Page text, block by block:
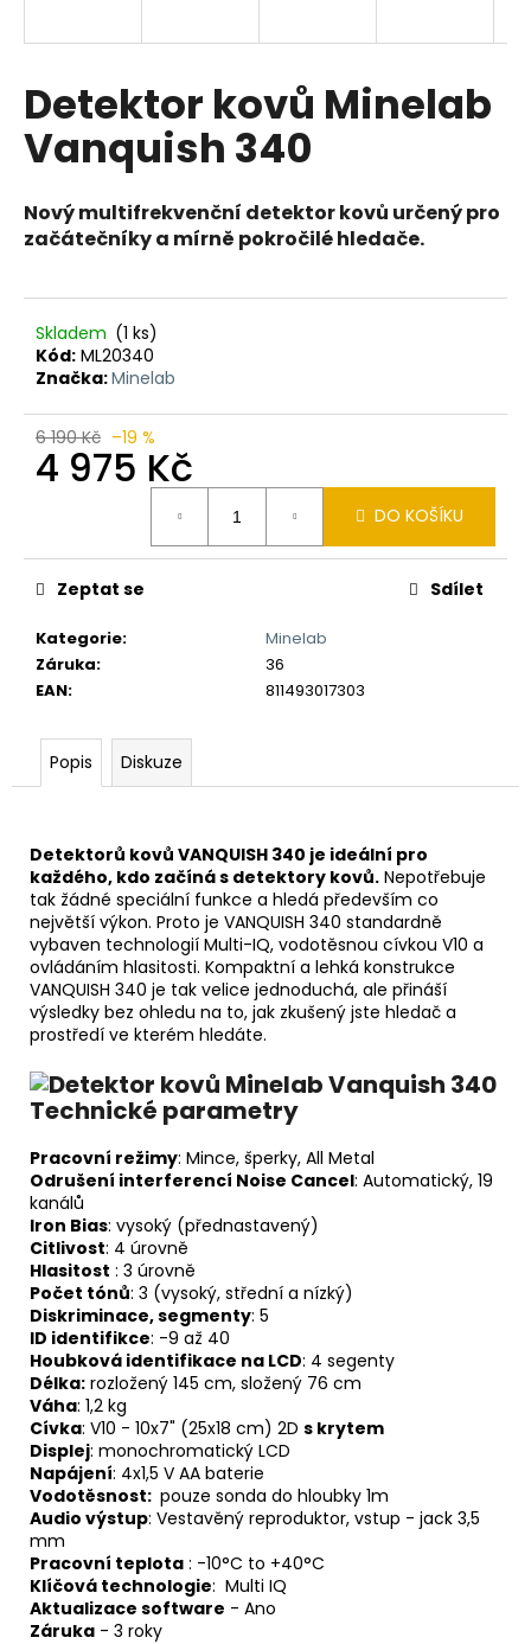
Detektor kovů Minelab
Vanquish 340
Nový multifrekvenční detektor kovů určený pro
začátečníky a mírně pokročilé hledače.
Skladem (1 ks)
Kód: ML20340
Značka:Minelab
6 190 Kč –19 %
4 975 Kč
DO KOŠÍKU
Kategorie:
Minelab
Záruka:
36
EAN: 811493017303
Zeptat se Sdílet
Popis Diskuze
Detektorů kovů VANQUISH 340 je ideální pro
každého, kdo začíná s detektory kovů. Nepotřebuje
tak žádné speciální funkce a hledá především co
největší výkon. Proto je VANQUISH 340 standardně
vybaven technologií Multi-IQ, vodotěsnou cívkou V10 a
ovládáním hlasitosti. Kompaktní a lehká konstrukce
VANQUISH 340 je tak velice jednoduchá, ale přináší
výsledky bez ohledu na to, jak zkušený jste hledač a
prostředí ve kterém hledáte.
Technické parametry
Pracovní režimy: Mince, šperky, All Metal
Odrušení interferencí Noise Cancel: Automatický, 19
kanálů
Iron Bias: vysoký (přednastavený)
Citlivost: 4 úrovně
Hlasitost : 3 úrovně
Počet tónů: 3 (vysoký, střední a nízký)
Diskriminace, segmenty: 5
ID identifikce: -9 až 40
Houbková identifikace na LCD: 4 segenty
Délka: rozložený 145 cm, složený 76 cm
Váha: 1,2 kg
Cívka: V10 - 10x7" (25x18 cm) 2D s krytem
Displej: monochromatický LCD
Napájení: 4x1,5 V AA baterie
Vodotěsnost: pouze sonda do hloubky 1m
Audio výstup: Vestavěný reproduktor, vstup - jack 3,5
mm
Pracovní teplota : -10°C to +40°C
Klíčová technologie: Multi IQ
Aktualizace software - Ano
Záruka - 3 roky
í
t
?
D
p
u
m
e
DETEKTOR
KOVŮ
MINELAB
X-
(ZDARMA
DOHLEDÁVAČKA
PRO-
FIND40)
12
490
Kč